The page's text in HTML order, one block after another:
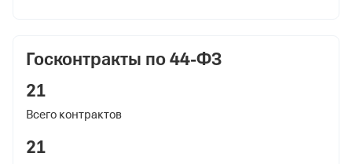
022801001
Регистрация ФНС
Госконтракты по 44-ФЗ
21
Всего контрактов
21